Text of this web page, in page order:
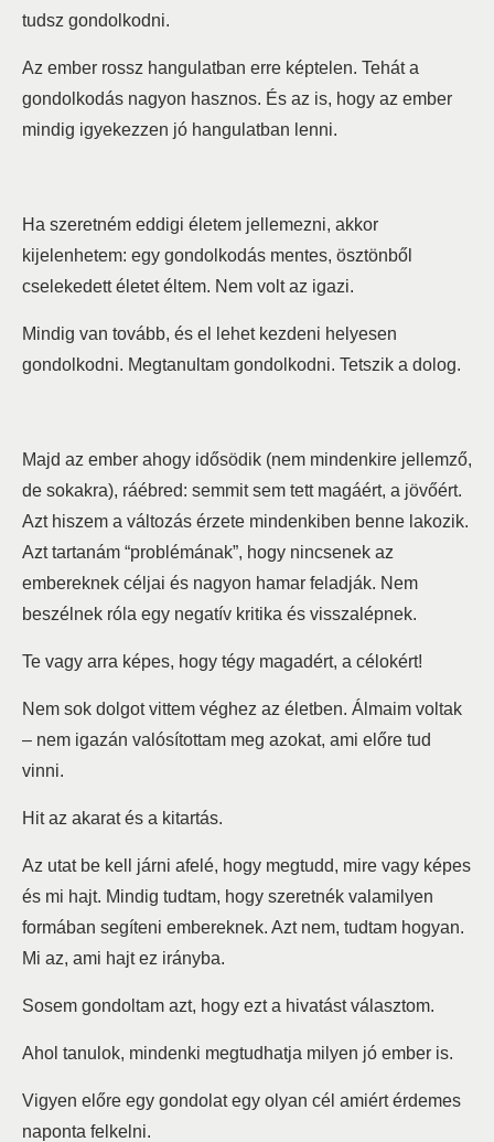
tudsz gondolkodni.
Az ember rossz hangulatban erre képtelen. Tehát a
gondolkodás nagyon hasznos. És az is, hogy az ember
mindig igyekezzen jó hangulatban lenni.
Ha szeretném eddigi életem jellemezni, akkor
kijelenhetem: egy gondolkodás mentes, ösztönből
cselekedett életet éltem. Nem volt az igazi.
Mindig van tovább, és el lehet kezdeni helyesen
gondolkodni. Megtanultam gondolkodni. Tetszik a dolog.
Majd az ember ahogy idősödik (nem mindenkire jellemző,
de sokakra), ráébred: semmit sem tett magáért, a jövőért.
Azt hiszem a változás érzete mindenkiben benne lakozik.
Azt tartanám “problémának”, hogy nincsenek az
embereknek céljai és nagyon hamar feladják. Nem
beszélnek róla egy negatív kritika és visszalépnek.
Te vagy arra képes, hogy tégy magadért, a célokért!
Nem sok dolgot vittem véghez az életben. Álmaim voltak
– nem igazán valósítottam meg azokat, ami előre tud
vinni.
Hit az akarat és a kitartás.
Az utat be kell járni afelé, hogy megtudd, mire vagy képes
és mi hajt. Mindig tudtam, hogy szeretnék valamilyen
formában segíteni embereknek. Azt nem, tudtam hogyan.
Mi az, ami hajt ez irányba.
Sosem gondoltam azt, hogy ezt a hivatást választom.
Ahol tanulok, mindenki megtudhatja milyen jó ember is.
Vigyen előre egy gondolat egy olyan cél amiért érdemes
naponta felkelni.